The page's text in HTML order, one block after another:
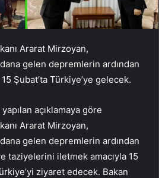
Ararat Mirzoyan,
gelen depremlerin ardından
Şubat’ta Türkiye’ye gelecek.
yapılan açıklamaya göre
Ararat Mirzoyan,
gelen depremlerin ardından
taziyelerini iletmek amacıyla 15
ziyaret edecek. Bakan